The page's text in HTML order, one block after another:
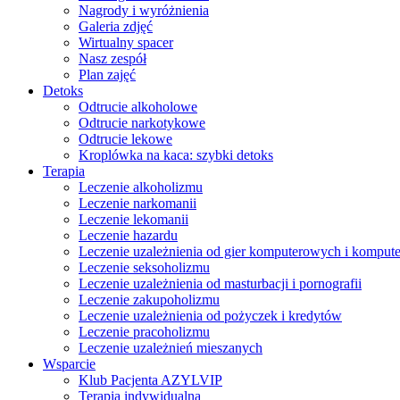
Nagrody i wyróżnienia
Galeria zdjęć
Wirtualny spacer
Nasz zespół
Plan zajęć
Detoks
Odtrucie alkoholowe
Odtrucie narkotykowe
Odtrucie lekowe
Kroplówka na kaca: szybki detoks
Terapia
Leczenie alkoholizmu
Leczenie narkomanii
Leczenie lekomanii
Leczenie hazardu
Leczenie uzależnienia od gier komputerowych i
Leczenie seksoholizmu
Leczenie uzależnienia od masturbacji i pornografii
Leczenie zakupoholizmu
Leczenie uzależnienia od pożyczek i kredytów
Leczenie pracoholizmu
Leczenie uzależnień mieszanych
Wsparcie
Klub Pacjenta AZYLVIP
Terapia indywidualna